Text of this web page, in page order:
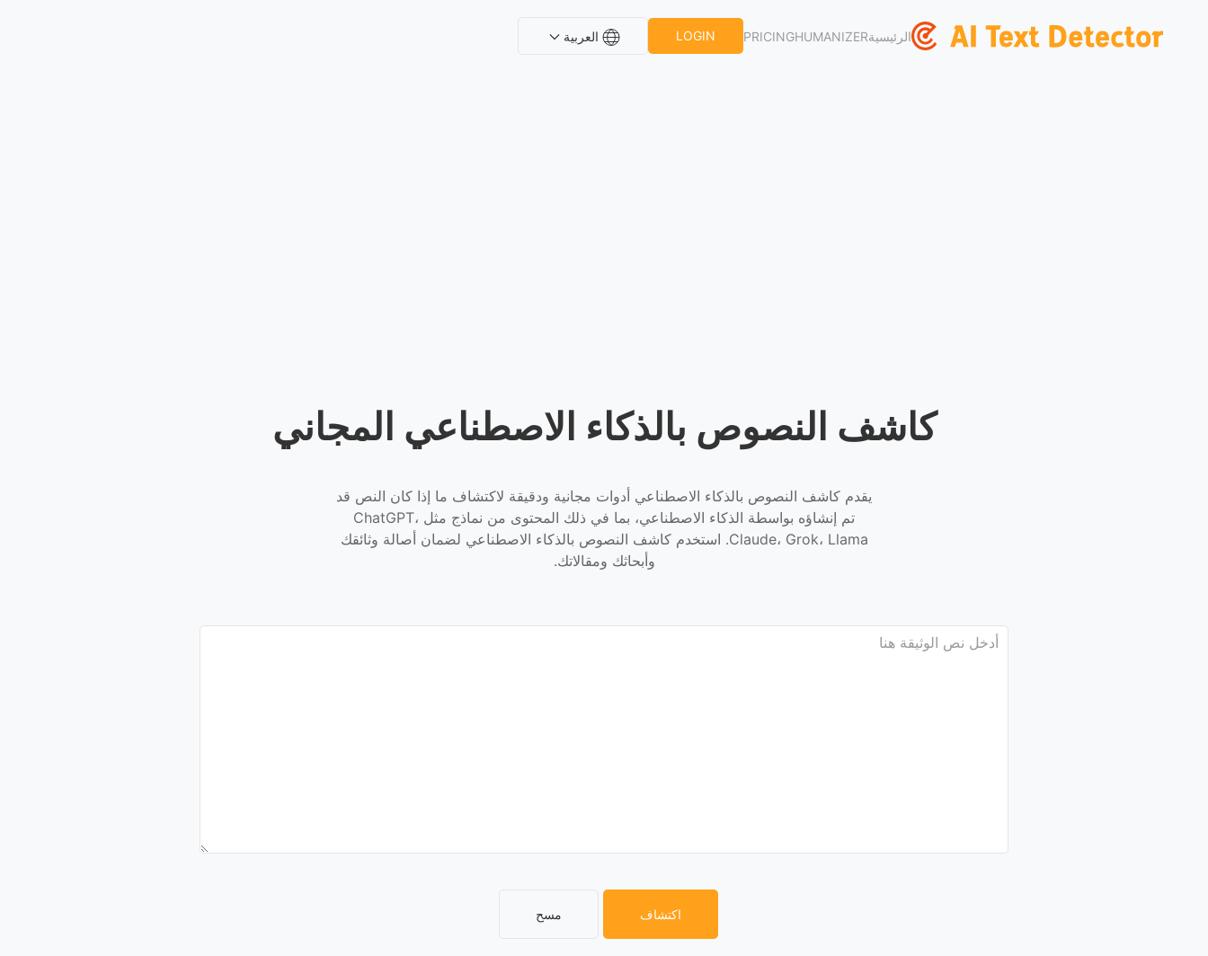
الرئيسيةHUMANIZER
PRICING
LOGIN العربية
كاشف النصوص بالذكاء الاصطناعي المجاني
يقدم كاشف النصوص بالذكاء الاصطناعي أدوات مجانية ودقيقة لاكتشاف ما إذا كان النص قد
تم إنشاؤه بواسطة الذكاء الاصطناعي، بما في ذلك المحتوى من نماذج مثل ChatGPT،
Claude، Grok، Llama. استخدم كاشف النصوص بالذكاء الاصطناعي لضمان أصالة وثائقك
وأبحاثك ومقالاتك.
اكتشاف مسح